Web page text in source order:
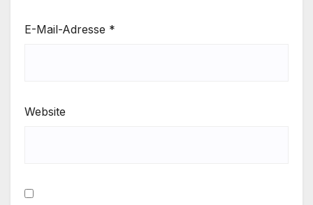
E-Mail-Adresse *
Website